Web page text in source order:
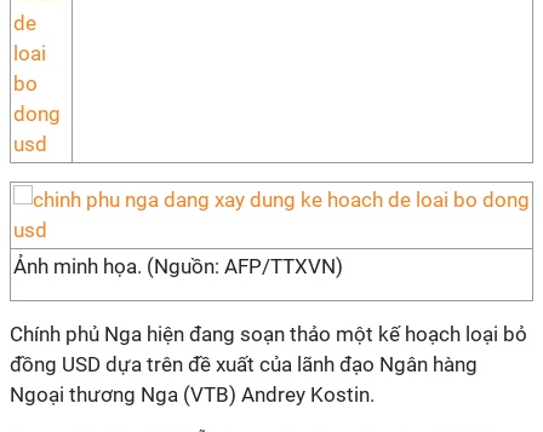
Ảnh minh họa. (Nguồn: AFP/TTXVN)
Chính phủ Nga hiện đang soạn thảo một kế hoạch loại bỏ
đồng USD dựa trên đề xuất của lãnh đạo Ngân hàng
Ngoại thương Nga (VTB) Andrey Kostin.